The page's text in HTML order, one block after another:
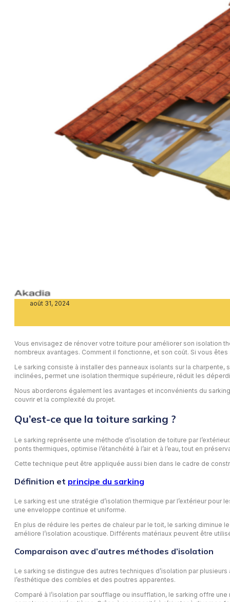
août 31, 2024
Vous envisagez de rénover votre toiture pour améliorer son isolation
nombreux avantages. Comment il fonctionne, et son coût. Si vous êtes
Le sarking consiste à installer des panneaux isolants sur la
inclinées, permet une isolation thermique supérieure, réduit les
Nous aborderons également les avantages et inconvénients du
couvrir et la complexité du projet.
Qu’est-ce que la toiture sarking ?
Le sarking représente une méthode d’isolation de toiture par
ponts thermiques, optimise l’étanchéité à l’air et à l’eau, tout en
Cette technique peut être appliquée aussi bien dans le cadre de
Définition et principe du sarking
Le sarking est une stratégie d’isolation thermique par l’extérieur
une enveloppe continue et uniforme.
En plus de réduire les pertes de chaleur par le toit, le sarking
améliore l’isolation acoustique. Différents matériaux peuvent être
Comparaison avec d’autres méthodes d’isolation
Le sarking se distingue des autres techniques d’isolation par
l’esthétique des combles et des poutres apparentes.
Comparé à l’isolation par soufflage ou insufflation, le sarking offre